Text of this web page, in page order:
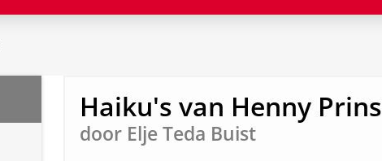
Haiku's van Henny Prins
door Elje Teda Buist